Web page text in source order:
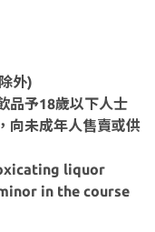
外)
品予18歲以下人士
向未成年人售賣或供
liquor
in the course